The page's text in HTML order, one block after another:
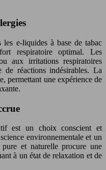
les e-liquides à base de tabac
respiratoire optimal. Les
aux irritations respiratoires
de réactions indésirables. La
permettant une expérience de
est un choix conscient et
environnementale et un
et naturelle procure une
à un état de relaxation et de